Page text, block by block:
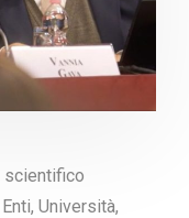
scientifico
Università,